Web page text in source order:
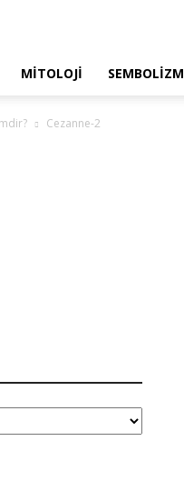
MITOLOJI SEMBOLIZM
Cezanne-2